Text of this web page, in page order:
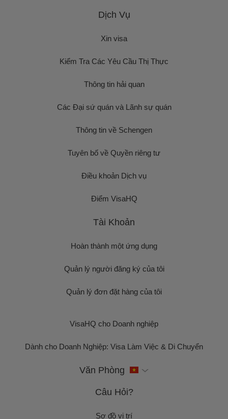
Dịch Vụ
Xin visa
Kiểm Tra Các Yêu Cầu Thị Thực
Thông tin hải quan
Các Đại sứ quán và Lãnh sự quán
Thông tin về Schengen
Tuyên bố về Quyền riêng tư
Điều khoản Dịch vụ
Điểm VisaHQ
Tài Khoản
Hoàn thành một ứng dụng
Quản lý người đăng ký của tôi
Quản lý đơn đặt hàng của tôi
VisaHQ cho Doanh nghiệp
Dành cho Doanh Nghiệp: Visa Làm Việc & Di Chuyển
Văn Phòng
Câu Hỏi?
Sơ đồ vị trí